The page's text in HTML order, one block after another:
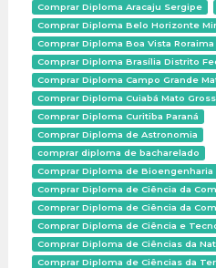
Comprar Diploma Aracaju Sergipe
Comprar Diploma Belo Horizonte
Comprar Diploma Boa Vista Roraima
Comprar Diploma Brasília Distrito
Comprar Diploma Campo Grande
Comprar Diploma Cuiabá Mato
Comprar Diploma Curitiba Paraná
Comprar Diploma de Astronomia
comprar diploma de bacharelado
Comprar Diploma de Bioengenharia
Comprar Diploma de Ciência da
Comprar Diploma de Ciência da
Comprar Diploma de Ciência e
Comprar Diploma de Ciências da
Comprar Diploma de Ciências da